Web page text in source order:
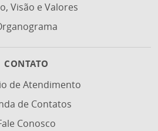
Visão e Valores
CONTATO
de Atendimento
de Contatos
Conosco